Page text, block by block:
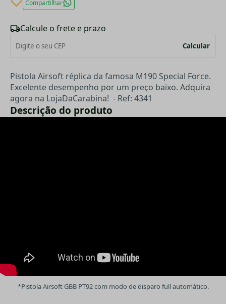
Compartilhar
Calcule o frete e prazo
Calcular
Pistola Airsoft réplica da famosa M190 Special Force.
Excelente desempenho por um preço baixo. Adquira
agora na LojaDaCarabina! - Ref: 4341
Descrição do produto
*Pistola Airsoft GBB PT92 com modo de disparo full automático.